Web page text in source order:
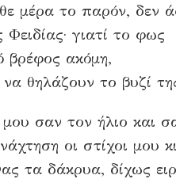
μέρα το παρόν, δεν
Φειδίας· γιατί το φως
βρέφος ακόμη,
θηλάζουν το βυζί
σαν τον ήλιο και
οι στίχοι μου
τα δάκρυα, δίχως